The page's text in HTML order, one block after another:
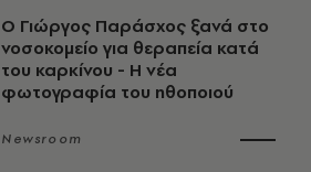
O Γιώργος Παράσχος ξανά στο
νοσοκομείο για θεραπεία κατά
του καρκίνου - Η νέα
φωτογραφία του ηθοποιού
Newsroom